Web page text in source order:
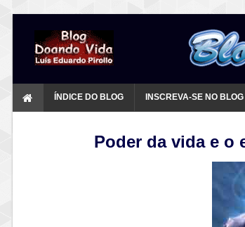
ÍNDICE DO BLOG INSCREVA-SE NO BLOG
Poder da vida e o